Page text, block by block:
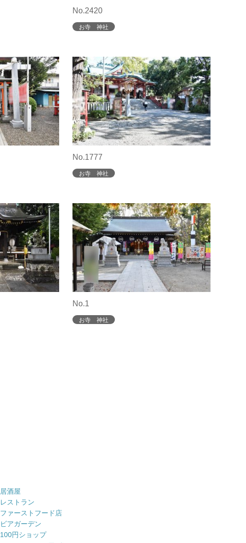
No.2420
お寺 神社
No.1777
お寺 神社
No.1
お寺 神社
居酒屋
レストラン
ファーストフード店
ビアガーデン
100円ショップ